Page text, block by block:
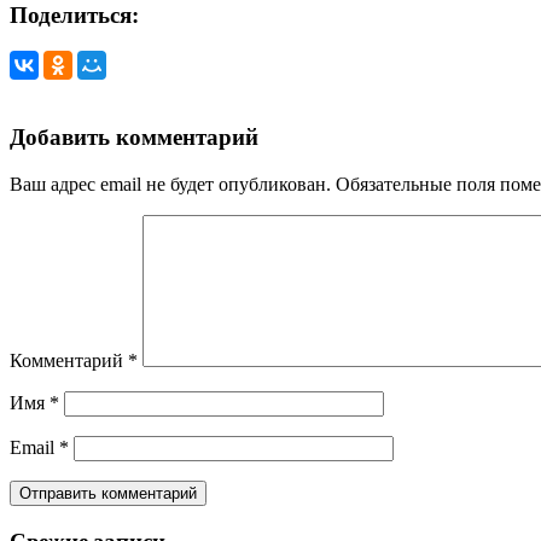
Поделиться:
Добавить комментарий
Ваш адрес email не будет опубликован. Обязательные поля
Комментарий *
Имя *
Email *